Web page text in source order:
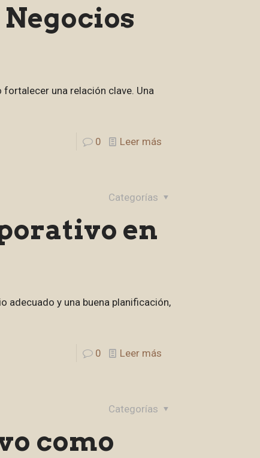
una relación clave. Una
0 Leer más
Categorías
en
adecuado y una buena planificación,
0 Leer más
Categorías
como